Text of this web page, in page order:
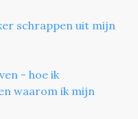
schrappen uit mijn
- hoe ik
waarom ik mijn